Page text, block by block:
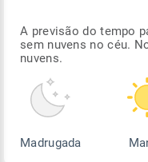
A previsão do tempo
sem nuvens no céu.
nuvens.
Madrugada